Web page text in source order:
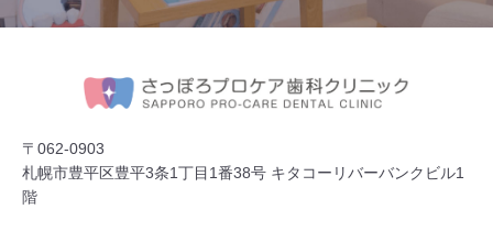
〒062-0903
札幌市豊平区豊平3条1丁目1番38号 キタコーリバーバンクビル1
階